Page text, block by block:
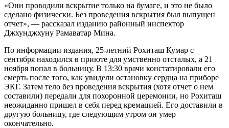
«Они проводили вскрытие только на бумаге, и это не было
сделано физически. Без проведения вскрытия был выпущен
отчет», — рассказал изданию районный инспектор
Джхунджхуну Рамаватар Мина.
По информации издания, 25-летний Рохиташ Кумар с
сентября находился в приюте для умственно отсталых, а 21
ноября попал в больницу. В 13:30 врачи констатировали его
смерть после того, как увидели остановку сердца на приборе
ЭКГ. Затем тело без проведения вскрытия (хотя отчет о нем
составили) передали для похоронной церемонии, но Рохиташ
неожиданно пришел в себя перед кремацией. Его доставили в
другую больницу, где следующим утром он умер
окончательно.